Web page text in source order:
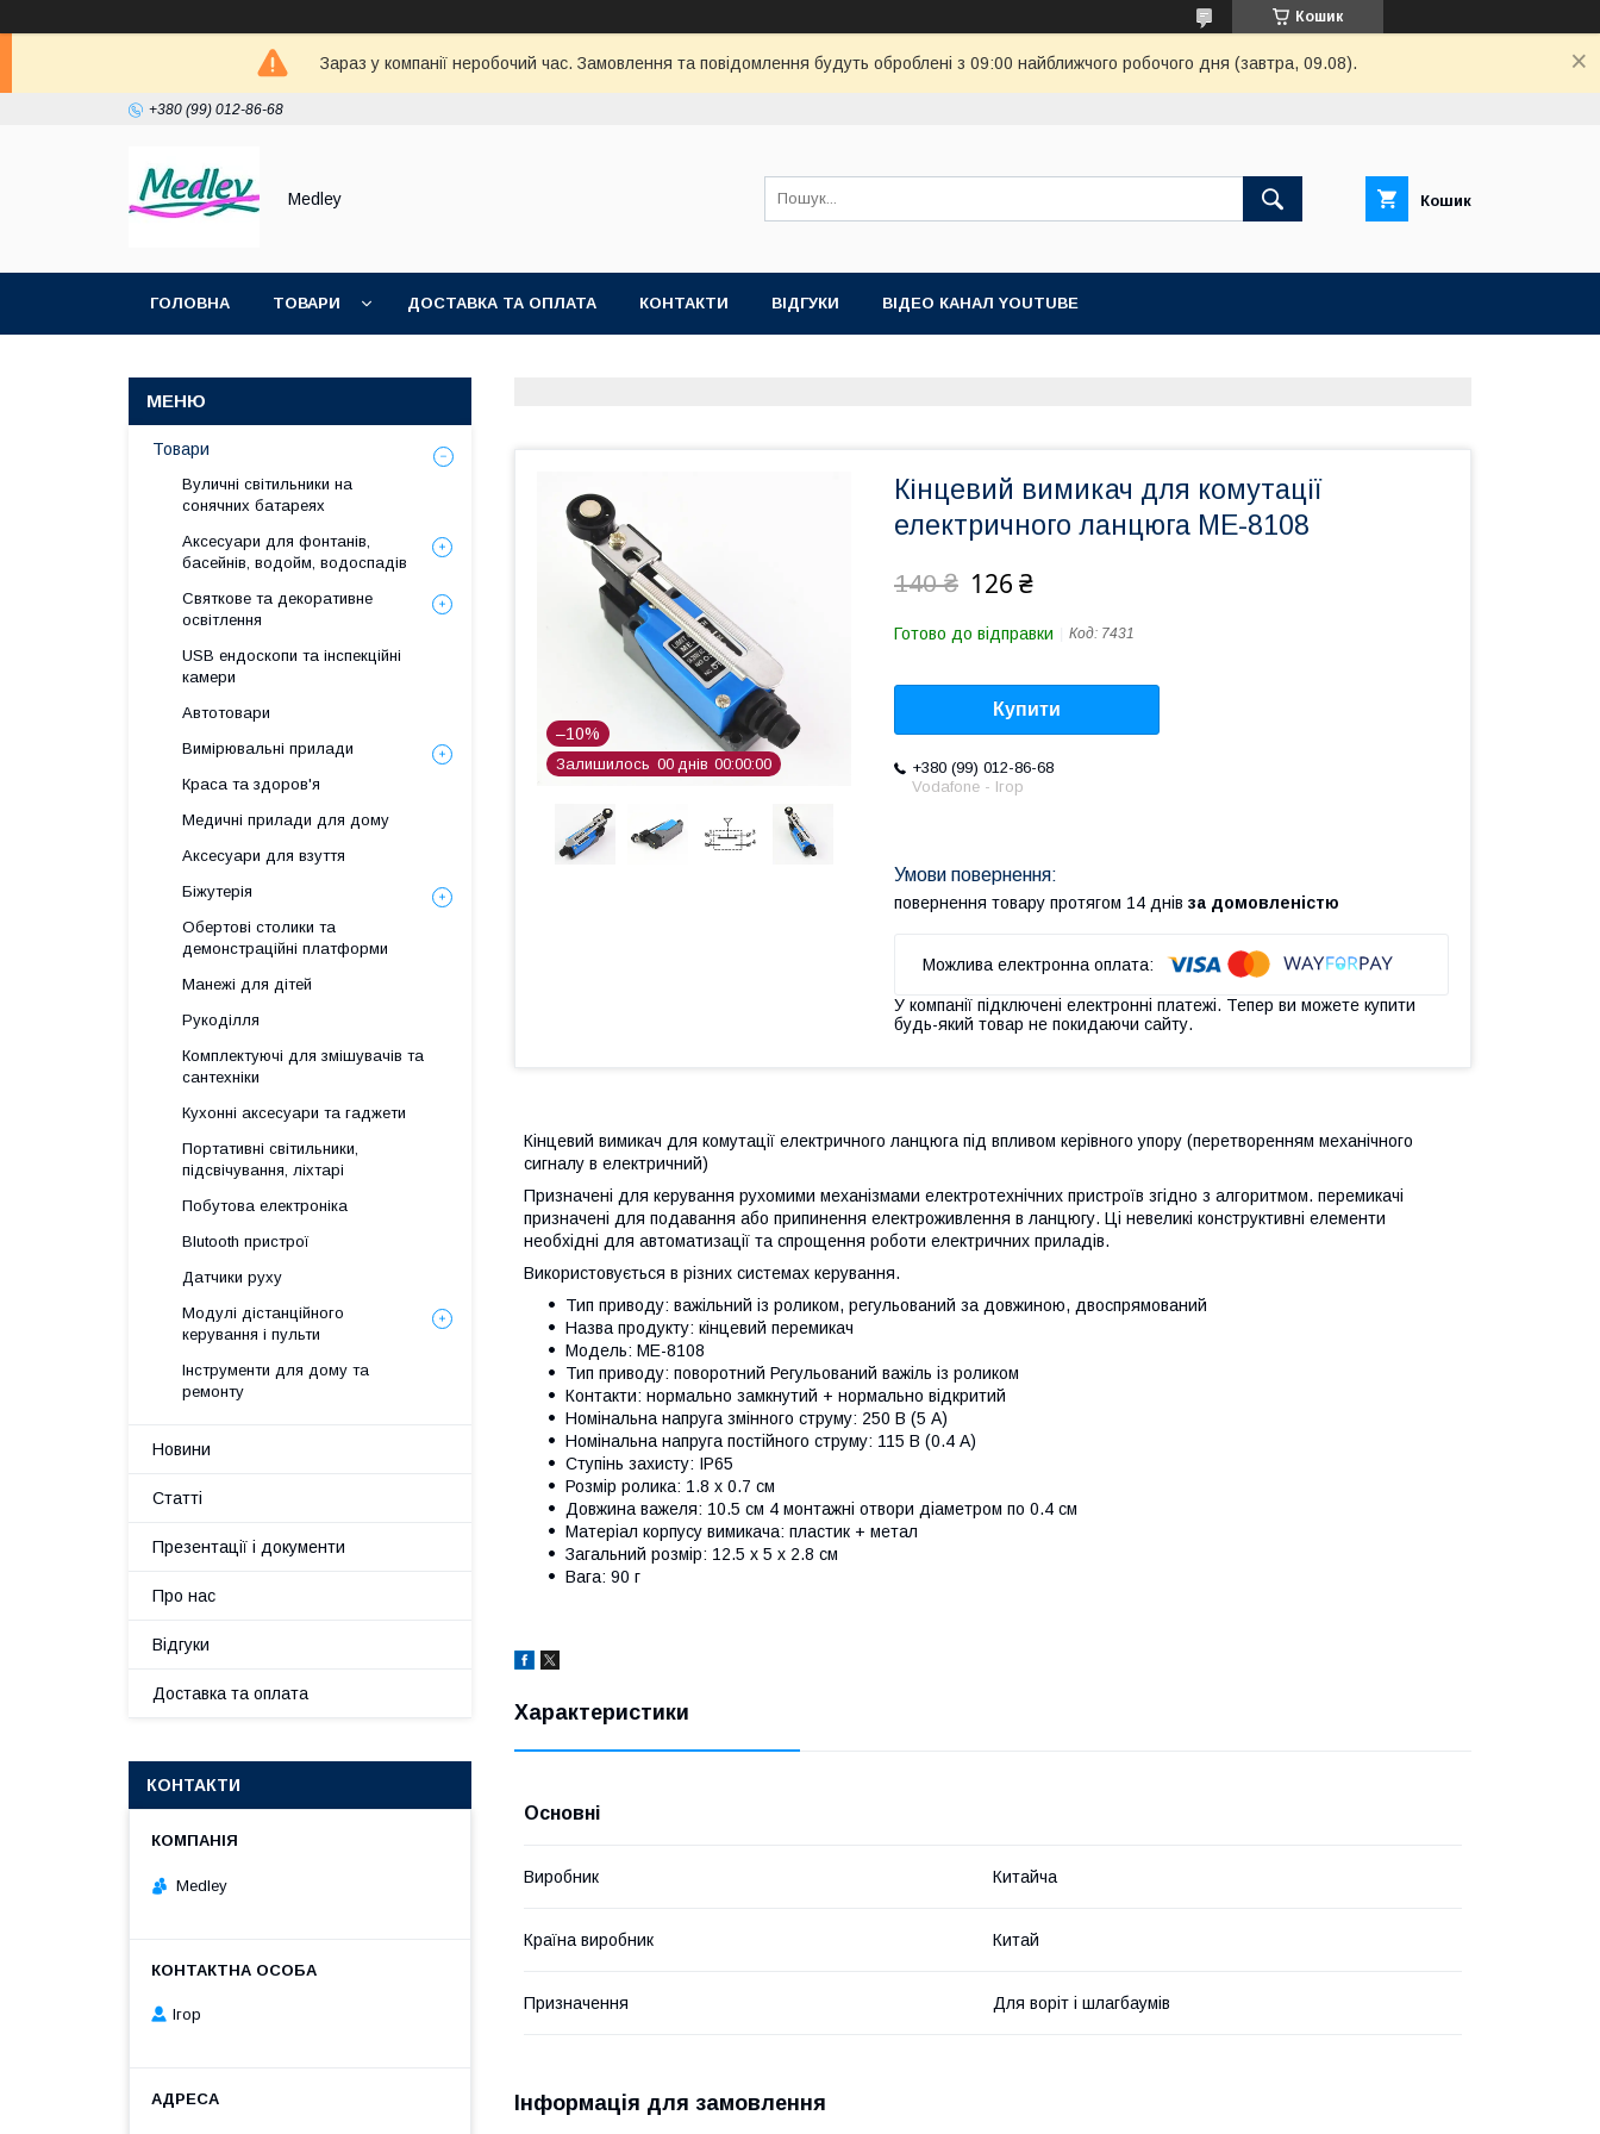
Кошик
Зараз у компанії неробочий час. Замовлення та повідомлення будуть оброблені з 09:00 найближчого робочого дня (завтра, 09.08).
+380 (99) 012-86-68
Medley Кошик
ГОЛОВНА ТОВАРИ ДОСТАВКА ТА ОПЛАТА КОНТАКТИ ВІДГУКИ ВІДЕО КАНАЛ YOUTUBE
–10%
Залишилось 00 днів 00 00 00
Кінцевий вимикач для комутації
електричного ланцюга ME-8108
140 ₴ 126 ₴
Готово до відправки Код: 7431
Купити
+380 (99) 012-86-68
Vodafone - Ігор
повернення товару протягом 14 днів за домовленістю
У компанії підключені електронні платежі. Тепер ви можете купити
будь-який товар не покидаючи сайту.
Кінцевий вимикач для комутації електричного ланцюга під впливом керівного упору (перетворенням механічного
сигналу в електричний)
Призначені для керування рухомими механізмами електротехнічних пристроїв згідно з алгоритмом. перемикачі
призначені для подавання або припинення електроживлення в ланцюгу. Ці невеликі конструктивні елементи
необхідні для автоматизації та спрощення роботи електричних приладів.
Використовується в різних системах керування.
Тип приводу: важільний із роликом, регульований за довжиною, двоспрямований
Назва продукту: кінцевий перемикач
Модель: ME-8108
Тип приводу: поворотний Регульований важіль із роликом
Контакти: нормально замкнутий + нормально відкритий
Номінальна напруга змінного струму: 250 В (5 А)
Номінальна напруга постійного струму: 115 В (0.4 А)
Ступінь захисту: IP65
Розмір ролика: 1.8 х 0.7 см
Довжина важеля: 10.5 см 4 монтажні отвори діаметром по 0.4 см
Матеріал корпусу вимикача: пластик + метал
Загальний розмір: 12.5 x 5 x 2.8 см
Вага: 90 г
Характеристики
Основні
Виробник Китайча
Країна виробник Китай
Призначення Для воріт і шлагбаумів
Інформація для замовлення
Товари
Вуличні світильники на
сонячних батареях
Аксесуари для фонтанів,
басейнів, водойм, водоспадів
Святкове та декоративне
освітлення
USB ендоскопи та інспекційні
камери
Автотовари
Вимірювальні прилади
Краса та здоров'я
Медичні прилади для дому
Аксесуари для взуття
Біжутерія
Обертові столики та
демонстраційні платформи
Манежі для дітей
Рукоділля
Комплектуючі для змішувачів та
сантехніки
Кухонні аксесуари та гаджети
Портативні світильники,
підсвічування, ліхтарі
Побутова електроніка
Blutooth пристрої
Датчики руху
Модулі дістанційного
керування і пульти
Інструменти для дому та
ремонту
Новини
Статті
Презентації і документи
Про нас
Відгуки
Доставка та оплата
КОНТАКТИ
Medley
Ігор